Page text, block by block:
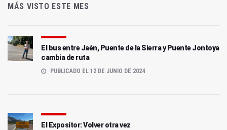
MÁS VISTO ESTE MES
El bus entre Jaén, Puente de la Sierra y Puente Jontoya
cambia de ruta
PUBLICADO EL 12 DE JUNIO DE 2024
El Expositor: Volver otra vez